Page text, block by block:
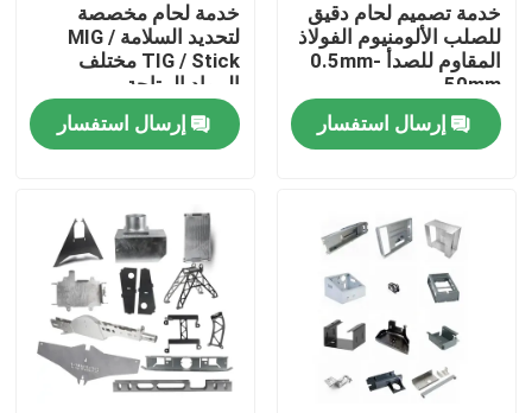
جولة في المصنع
مراقبة الجودة
أخبار
قطع غيار الآلات باستخدام الحاسب الآلي
أجزاء الطحن باستخدام الحاسب الآلي
خدمة تصميم لحام دقيق
للصلب الألومنيوم الفولاذ
المقاوم للصدأ 0.5mm-
50mm
إرسال استفسار
خدمة لحام مخصصة
لتحديد السلامة MIG /
TIG / Stick مختلف
المواد المتاحة
إرسال استفسار